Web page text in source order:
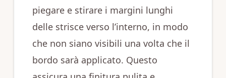
piegare e stirare i margini lunghi
delle strisce verso l’interno, in modo
che non siano visibili una volta che il
bordo sarà applicato. Questo